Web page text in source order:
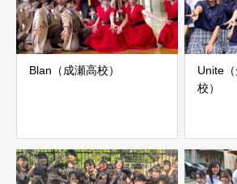
Blan（成瀬高校）
Unite
校）